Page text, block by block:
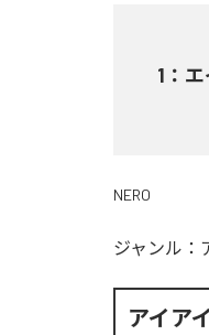
1 ：
NERO
ジャンル：
アイア